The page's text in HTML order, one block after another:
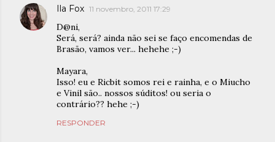
Ila Fox 11 novembro, 2011 17:29
D@ni,
Será, será? ainda não sei se faço encomendas de
Brasão, vamos ver... hehehe ;-)
Mayara,
Isso! eu e Ricbit somos rei e rainha, e o Miucho
e Vinil são.. nossos súditos! ou seria o
contrário?? hehe ;-)
RESPONDER